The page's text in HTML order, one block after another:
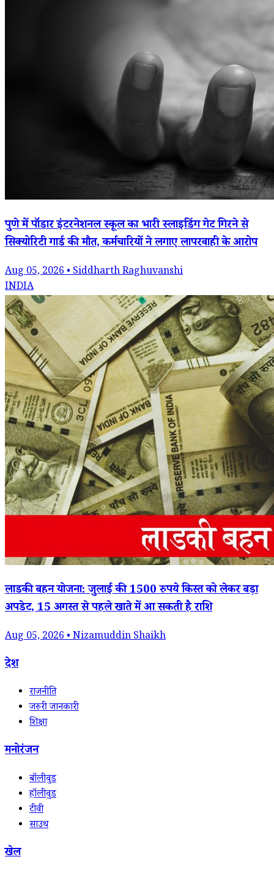
पुणे में पॉडार इंटरनेशनल स्कूल का भारी स्लाइडिंग गेट गिरने से
सिक्योरिटी गार्ड की मौत, कर्मचारियों ने लगाए लापरवाही के आरोप
Aug 05, 2026 • Siddharth Raghuvanshi
INDIA
लाडकी बहन योजना: जुलाई की 1500 रुपये किस्त को लेकर बड़ा
अपडेट, 15 अगस्त से पहले खाते में आ सकती है राशि
Aug 05, 2026 • Nizamuddin Shaikh
देश
राजनीति
जरुरी जानकारी
शिक्षा
मनोरंजन
बॉलीवुड
हॉलीवुड
टीवी
साउथ
खेल